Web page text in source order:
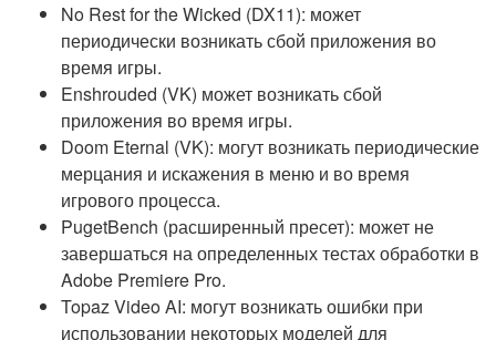
No Rest for the Wicked (DX11): может
периодически возникать сбой приложения во
время игры.
Enshrouded (VK) может возникать сбой
приложения во время игры.
Doom Eternal (VK): могут возникать периодические
мерцания и искажения в меню и во время
игрового процесса.
PugetBench (расширенный пресет): может не
завершаться на определенных тестах обработки в
Adobe Premiere Pro.
Topaz Video AI: могут возникать ошибки при
использовании некоторых моделей для